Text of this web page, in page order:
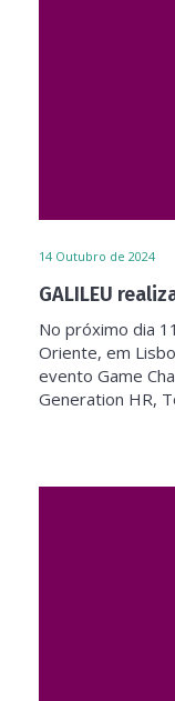
14 Outubro de 2024
GALILEU
No próximo dia
Oriente, em
evento Game
Generation HR,